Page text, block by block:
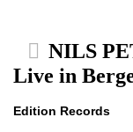
NILS
Live in
Edition Records